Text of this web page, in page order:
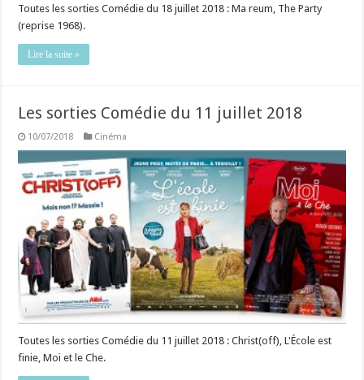
Toutes les sorties Comédie du 18 juillet 2018 : Ma reum, The Party
(reprise 1968).
Lire la suite »
Les sorties Comédie du 11 juillet 2018
10/07/2018 Cinéma
Toutes les sorties Comédie du 11 juillet 2018 : Christ(off), L'École est
finie, Moi et le Che.